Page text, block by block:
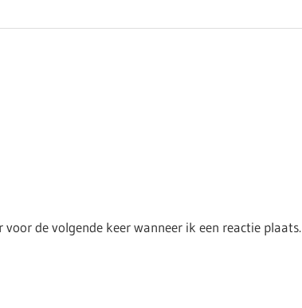
de volgende keer wanneer ik een reactie plaats.